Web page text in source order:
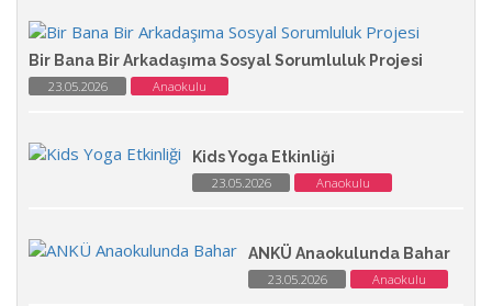
Bir Bana Bir Arkadaşıma Sosyal Sorumluluk Projesi
23.05.2026 Anaokulu
Kids Yoga Etkinliği
23.05.2026 Anaokulu
ANKÜ Anaokulunda Bahar
23.05.2026 Anaokulu